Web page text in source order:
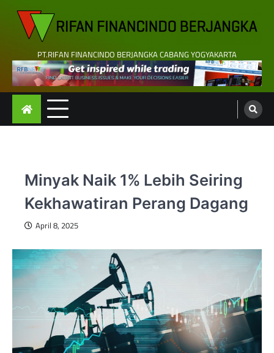
content
PT.RIFAN FINANCINDO BERJANGKA CABANG YOGYAKARTA
Minyak Naik 1% Lebih Seiring
Kekhawatiran Perang Dagang
April 8, 2025